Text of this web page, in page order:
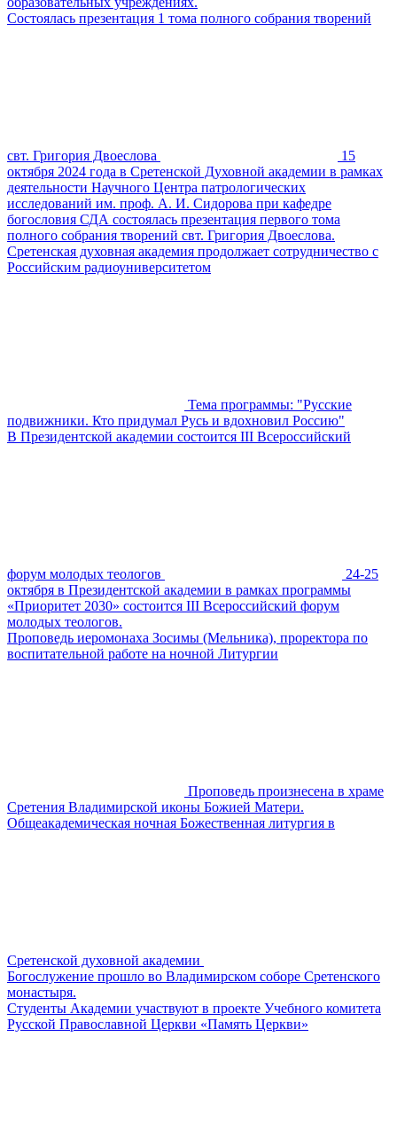
Состоялась презентация 1 тома полного собрания творений
свт. Григория Двоеслова
15
октября 2024 года в Сретенской Духовной академии в рамках
деятельности Научного Центра патрологических
исследований им. проф. А. И. Сидорова при кафедре
богословия СДА состоялась презентация первого тома
полного собрания творений свт. Григория Двоеслова.
Сретенская духовная академия продолжает сотрудничество с
Российским радиоуниверситетом
Тема программы: "Русские
подвижники. Кто придумал Русь и вдохновил Россию"
В Президентской академии состоится III Всероссийский
форум молодых теологов
24-25
октября в Президентской академии в рамках программы
«Приоритет 2030» состоится III Всероссийский форум
молодых теологов.
Проповедь иеромонаха Зосимы (Мельника), проректора по
воспитательной работе на ночной Литургии
Проповедь произнесена в храме
Сретения Владимирской иконы Божией Матери.
Общеакадемическая ночная Божественная литургия в
Сретенской духовной академии
Богослужение прошло во Владимирском соборе Сретенского
монастыря.
​​Студенты Академии участвуют в проекте Учебного комитета
Русской Православной Церкви «Память Церкви»